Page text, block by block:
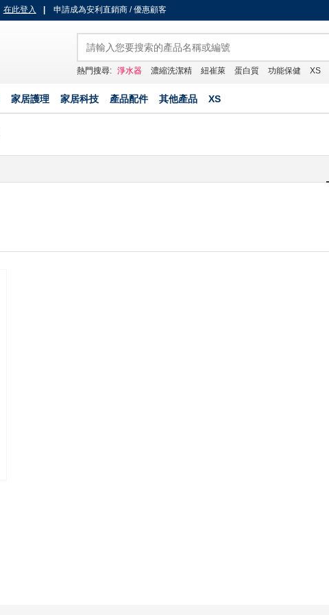
在此登入 申請成為安利直銷商 / 優惠顧客
熱門搜尋: 淨水器 濃縮洗潔精 紐崔萊 蛋白質 功能保健 XS
家居護理 家居科技 產品配件 其他產品 XS